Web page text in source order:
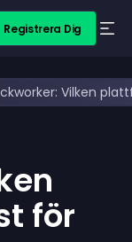
Registrera Dig
Vilken
för